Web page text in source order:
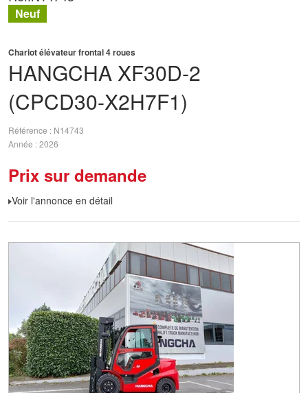
HANGCHA XF30D-2
(CPCD30-X2H7F1)
Chariot élévateur frontal 4 roues
Référence
N14743
Année 2026
Prix sur demande
Voir l'annonce en détail
Neuf